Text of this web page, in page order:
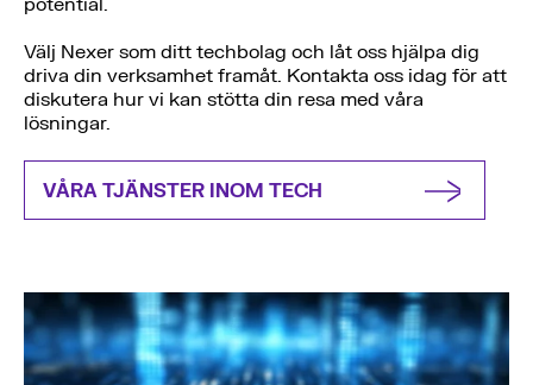
Välj Nexer som ditt techbolag och låt oss hjälpa dig
driva din verksamhet framåt. Kontakta oss idag för att
diskutera hur vi kan stötta din resa med våra
lösningar.
VÅRA TJÄNSTER INOM TECH